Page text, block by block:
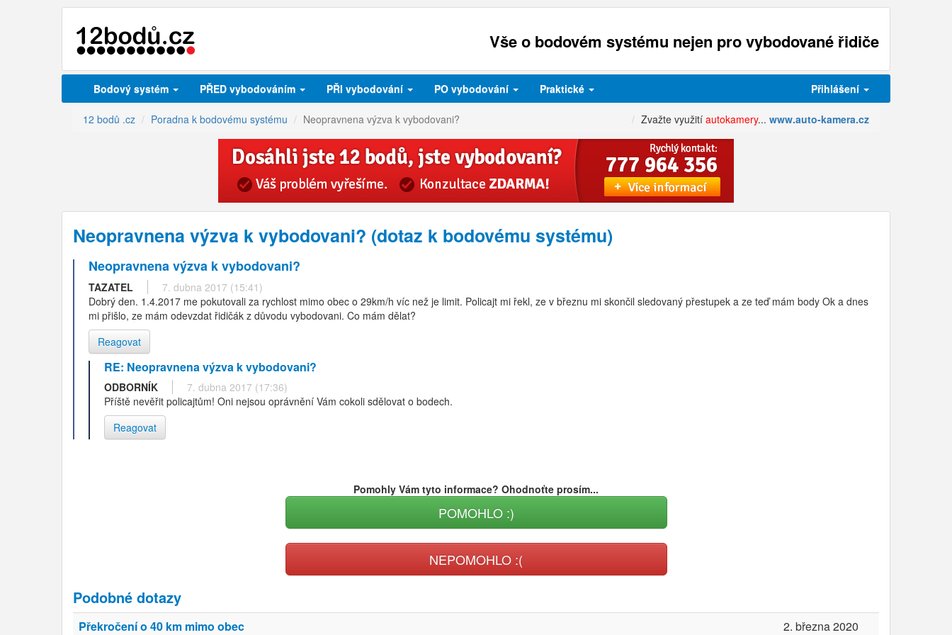
Vše o bodovém systému nejen pro vybodované řidiče
Bodový systém PŘED vybodováním PŘI vybodování PO vybodování Praktické Přihlášení
12 bodů .cz Poradna k bodovému systému Neopravnena výzva k vybodovani? Zvažte využití autokamery... www.auto-kamera.cz
Neopravnena výzva k vybodovani? (dotaz k bodovému systému)
Neopravnena výzva k vybodovani?
TAZATEL
7. dubna 2017 (15:41)
Dobrý den. 1.4.2017 me pokutovali za rychlost mimo obec o 29km/h víc než je limit. Policajt mi řekl, ze v březnu mi skončil sledovaný přestupek a ze teď mám body Ok a dnes
mi přišlo, ze mám odevzdat řidičák z důvodu vybodovani. Co mám dělat?
Reagovat
RE: Neopravnena výzva k vybodovani?
ODBORNÍK
7. dubna 2017 (17:36)
Příště nevěřit policajtům! Oni nejsou oprávnění Vám cokoli sdělovat o bodech.
Reagovat
Pomohly Vám tyto informace? Ohodnoťte prosím...
POMOHLO :)
NEPOMOHLO :(
Podobné dotazy
Překročení o 40 km mimo obec
2. března 2020